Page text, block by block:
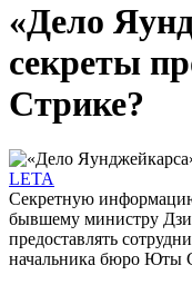
«Дело
секреты
Стрике?
LETA
Секретную
бывшему министру
предоставлять
начальника бюро Юты